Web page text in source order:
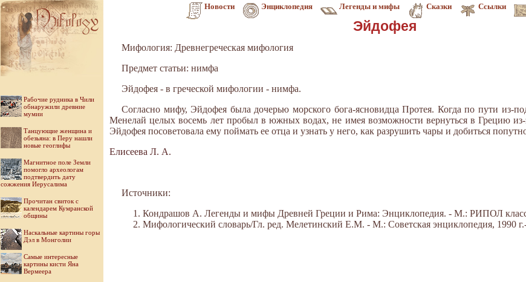
Новости Энциклопедия Легенды и мифы Сказки Ссылки
Рабочие рудника в Чили
обнаружили древние
мумии
Танцующие женщина и
обезьяна: в Перу нашли
новые геоглифы
Магнитное поле Земли
помогло археологам
подтвердить дату
сожжения Иерусалима
Прочитан свиток с
календарем Кумранской
общины
Наскальные картины горы
Дэл в Монголии
Самые интересные
картины кисти Яна
Вермеера
Эйдофея
Мифология: Древнегреческая мифология
Предмет статьи: нимфа
Эйдофея - в греческой мифологии - нимфа.
Согласно мифу, Эйдофея была дочерью морского бога-ясновидца Протея. Когда по пути из-
Менелай целых восемь лет пробыл в южных водах, не имея возможности вернуться в Грецию из-
Эйдофея посоветовала ему поймать ее отца и уз­нать у него, как разрушить чары и добиться
Елисеева Л. А.
Источники:
Кондрашов А. Легенды и мифы Древней Греции и Рима: Энциклопедия. - М.: РИПОЛ
Мифологический словарь/Гл. ред. Мелетинский Е.М. - М.: Советская энциклопедия, 1990